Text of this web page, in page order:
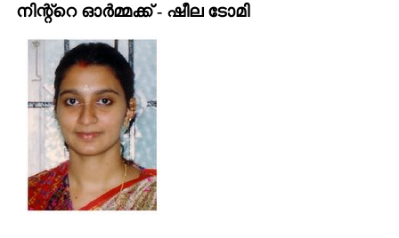
നിന്റ്റെ ഓര്‍മ്മക്ക് - ഷീല ടോമി